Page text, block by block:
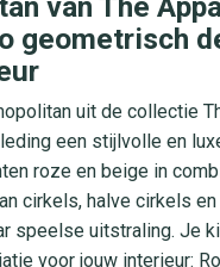
van The
geometrisch
uit de collectie
een stijlvolle en
roze en beige in
cirkels, halve cirkels
speelse uitstraling. Je
voor jouw interieur: